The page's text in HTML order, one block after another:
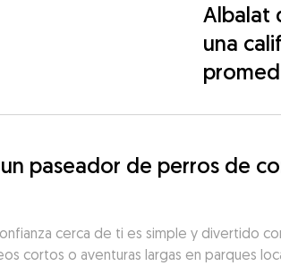
Albalat
una
paseador de perros de
cerca de ti es simple y divertido
cortos o aventuras largas en parques